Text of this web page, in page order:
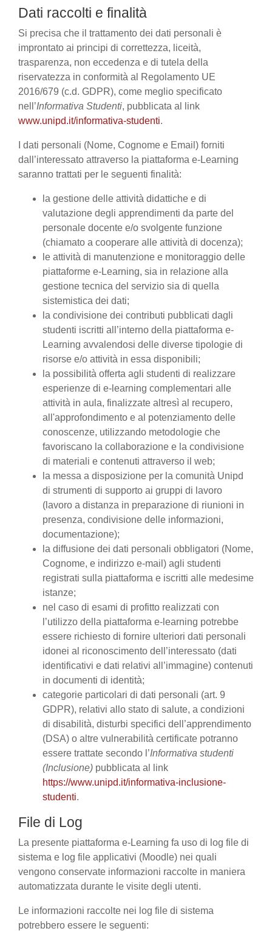
Dati raccolti e finalità
Si precisa che il trattamento dei dati personali è
improntato ai principi di correttezza, liceità,
trasparenza, non eccedenza e di tutela della
riservatezza in conformità al Regolamento UE
2016/679 (c.d. GDPR), come meglio specificato
nell’Informativa Studenti, pubblicata al link
www.unipd.it/informativa-studenti.
I dati personali (Nome, Cognome e Email) forniti
dall’interessato attraverso la piattaforma e-Learning
saranno trattati per le seguenti finalità:
la gestione delle attività didattiche e di
valutazione degli apprendimenti da parte del
personale docente e/o svolgente funzione
(chiamato a cooperare alle attività di docenza);
le attività di manutenzione e monitoraggio delle
piattaforme e-Learning, sia in relazione alla
gestione tecnica del servizio sia di quella
sistemistica dei dati;
la condivisione dei contributi pubblicati dagli
studenti iscritti all’interno della piattaforma e-
Learning avvalendosi delle diverse tipologie di
risorse e/o attività in essa disponibili;
la possibilità offerta agli studenti di realizzare
esperienze di e-learning complementari alle
attività in aula, finalizzate altresì al recupero,
all'approfondimento e al potenziamento delle
conoscenze, utilizzando metodologie che
favoriscano la collaborazione e la condivisione
di materiali e contenuti attraverso il web;
la messa a disposizione per la comunità Unipd
di strumenti di supporto ai gruppi di lavoro
(lavoro a distanza in preparazione di riunioni in
presenza, condivisione delle informazioni,
documentazione);
la diffusione dei dati personali obbligatori (Nome,
Cognome, e indirizzo e-mail) agli studenti
registrati sulla piattaforma e iscritti alle medesime
istanze;
nel caso di esami di profitto realizzati con
l’utilizzo della piattaforma e-learning potrebbe
essere richiesto di fornire ulteriori dati personali
idonei al riconoscimento dell’interessato (dati
identificativi e dati relativi all’immagine) contenuti
in documenti di identità;
categorie particolari di dati personali (art. 9
GDPR), relativi allo stato di salute, a condizioni
di disabilità, disturbi specifici dell’apprendimento
(DSA) o altre vulnerabilità certificate potranno
essere trattate secondo l’Informativa studenti
(Inclusione) pubblicata al link
https://www.unipd.it/informativa-inclusione-
studenti.
File di Log
La presente piattaforma e-Learning fa uso di log file di
sistema e log file applicativi (Moodle) nei quali
vengono conservate informazioni raccolte in maniera
automatizzata durante le visite degli utenti.
Le informazioni raccolte nei log file di sistema
potrebbero essere le seguenti: